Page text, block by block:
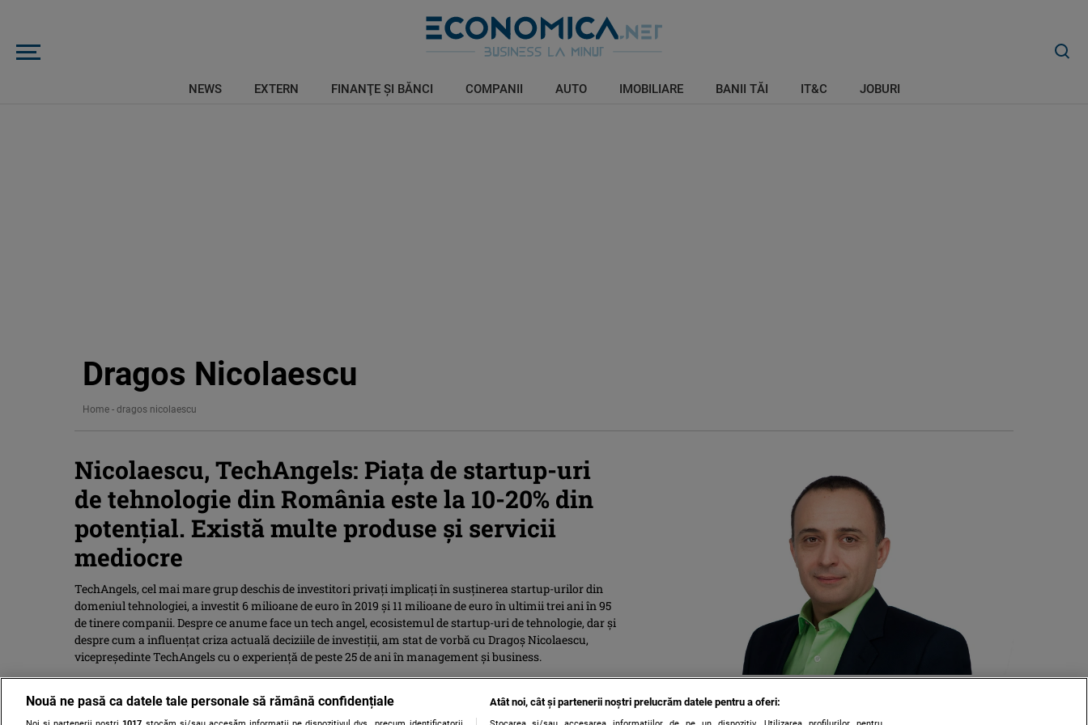
NEWS EXTERN FINANŢE ŞI BĂNCI COMPANII AUTO IMOBILIARE BANII TĂI IT&C JOBURI
Dragos Nicolaescu
Home - dragos nicolaescu
Nicolaescu, TechAngels: Piaţa de startup-uri
de tehnologie din România este la 10-20% din
potenţial. Există multe produse şi servicii
mediocre
TechAngels, cel mai mare grup deschis de investitori privați implicați în susținerea startup-urilor din
domeniul tehnologiei, a investit 6 milioane de euro în 2019 și 11 milioane de euro în ultimii trei ani în 95
de tinere companii. Despre ce anume face un tech angel, ecosistemul de startup-uri de tehnologie, dar şi
despre cum a influențat criza actuală deciziile de investiții, am stat de vorbă cu Dragoș Nicolaescu,
vicepreședinte TechAngels cu o experienţă de peste 25 de ani în management şi business.
Nouă ne pasă ca datele tale personale să rămână confidențiale Atât noi, cât și partenerii noștri prelucrăm datele pentru a oferi: